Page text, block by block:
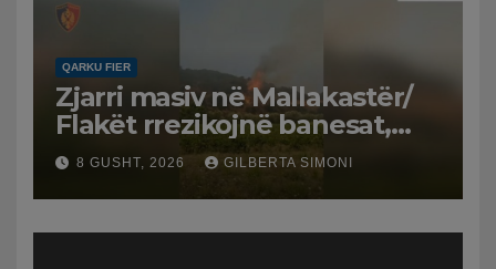
QARKU FIER
Zjarri masiv në Mallakastër/
Flakët rrezikojnë banesat,
Policia evakuon disa familje
në Koilac
8 GUSHT, 2026 GILBERTA SIMONI